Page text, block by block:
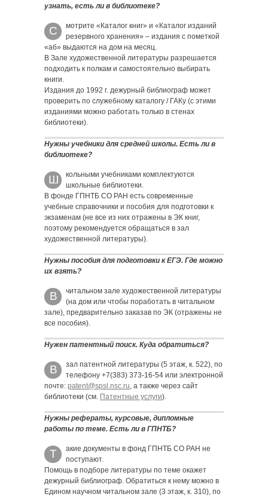
узнать, есть ли в библиотеке?
С
мотрите «Каталог книг» и «Каталог изданий
резервного хранения» – издания с пометкой
«аб» выдаются на дом на месяц.
В Зале художественной литературы разрешается
подходить к полкам и самостоятельно выбирать
книги.
Издания до 1992 г. дежурный библиограф может
проверить по служебному каталогу / ГАКу (с этими
изданиями можно работать только в стенах
библиотеки).
Нужны учебники для средней школы. Есть ли в
библиотеке?
Ш
кольными учебниками комплектуются
школьные библиотеки.
В фонде ГПНТБ СО РАН есть современные
учебные справочники и пособия для подготовки к
экзаменам (не все из них отражены в ЭК книг,
поэтому рекомендуется обращаться в зал
художественной литературы).
Нужны пособия для подготовки к ЕГЭ. Где можно
их взять?
В
читальном зале художественной литературы
(на дом или чтобы поработать в читальном
зале), предварительно заказав по ЭК (отражены не
все пособия).
Нужен патентный поиск. Куда обратиться?
В
зал патентной литературы (5 этаж, к. 522), по
телефону +7(383) 373-16-54 или электронной
почте: patent@spsl.nsc.ru, а также через сайт
библиотеки (см. Патентные услуги).
Нужны рефераты, курсовые, дипломные
работы по теме. Есть ли в ГПНТБ?
Т
акие документы в фонд ГПНТБ СО РАН не
поступают.
Помощь в подборе литературы по теме окажет
дежурный библиограф. Обратиться к нему можно в
Едином научном читальном зале (3 этаж, к. 310), по